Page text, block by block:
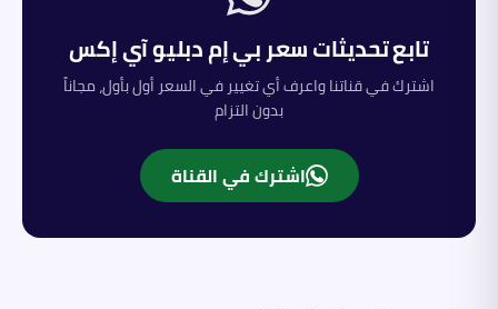
تابع تحديثات سعربي إم دبليوآي إكس
اشترك في قناتنا واعرف أي تغيير في السعر أول بأول، مجاناً
بدون التزام
اشترك في القناة